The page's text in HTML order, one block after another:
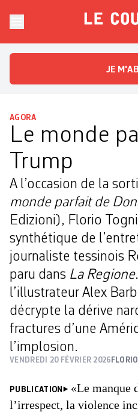
Le
JE
AGORA
Le monde
Trump
A l’occasion de la
monde parfait de
Edizioni), Florio
synthétique de
journaliste tessinois
paru dans La Regione
l’illustrateur Alex
décrypte la dérive
fractures d’une
l’implosion.
VENDREDI 20 FÉVRIER 2026
PUBLICATION
«Le manque
l’irrespect, la violence